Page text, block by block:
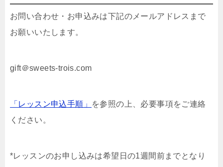
お問い合わせ・お申込みは下記のメールアドレスまで
お願いいたします。
gift＠sweets-trois.com
「レッスン申込手順」
を参照の上、必要事項をご連絡
ください。
*レッスンのお申し込みは希望日の1週間前までとなり